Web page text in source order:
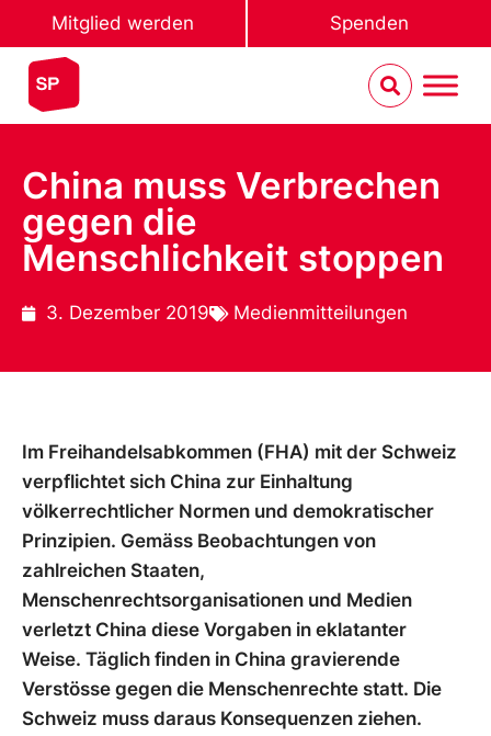
Mitglied werden Spenden
China muss Verbrechen
gegen die
Menschlichkeit stoppen
3. Dezember 2019 Medienmitteilungen
Im Freihandelsabkommen (FHA) mit der Schweiz
verpflichtet sich China zur Einhaltung
völkerrechtlicher Normen und demokratischer
Prinzipien. Gemäss Beobachtungen von
zahlreichen Staaten,
Menschenrechtsorganisationen und Medien
verletzt China diese Vorgaben in eklatanter
Weise. Täglich finden in China gravierende
Verstösse gegen die Menschenrechte statt. Die
Schweiz muss daraus Konsequenzen ziehen.